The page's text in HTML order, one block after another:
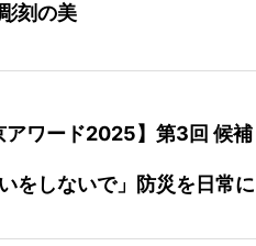
刻の美
アワード2025】第3回 候補
をしないで」防災を日常に